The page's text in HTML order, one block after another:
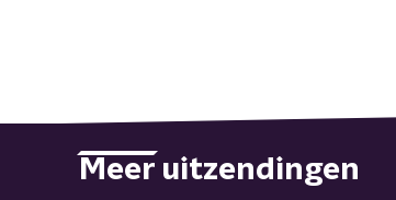
Meer uitzendingen